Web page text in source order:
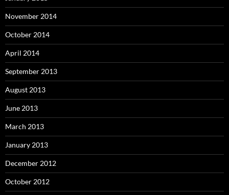
November 2014
October 2014
April 2014
September 2013
August 2013
June 2013
March 2013
January 2013
December 2012
October 2012